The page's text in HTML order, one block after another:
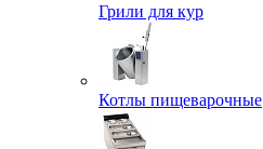
Грили для кур
Котлы пищеварочные